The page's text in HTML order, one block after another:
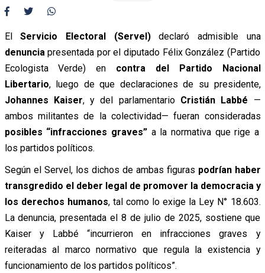
ElServicio Electoral (Servel)declaró admisible una
denunciapresentada por el diputado Félix González (Partido
Ecologista Verde) en contra del Partido Nacional
Libertario, luego de que declaraciones de su presidente,
Johannes Kaiser, y del parlamentario Cristián Labbé —
ambos militantes de la colectividad— fueran consideradas
posibles “infracciones graves”a la normativa que rige a
los partidos políticos.
Según el Servel, los dichos de ambas figuras podrían haber
transgredido el deber legal de promover la democracia y
los derechos humanos, tal como lo exige la Ley N° 18.603.
La denuncia, presentada el 8 de julio de 2025, sostiene que
Kaiser y Labbé “incurrieron en infracciones graves y
reiteradas al marco normativo que regula la existencia y
funcionamiento de los partidos políticos”.